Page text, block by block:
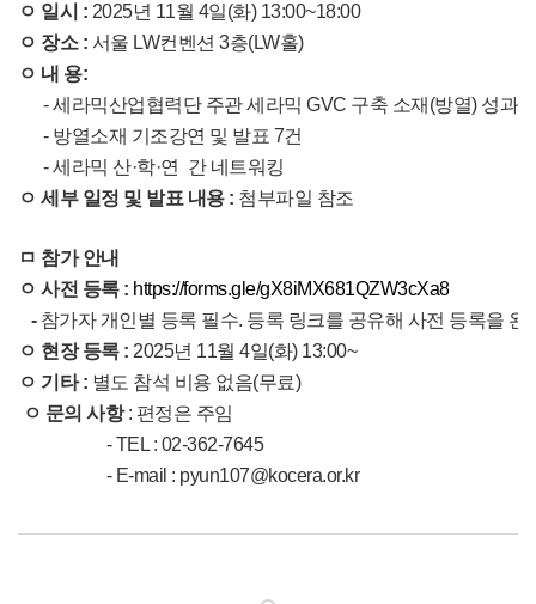
ㅇ 일시 : 2025년 11월 4일(화) 13:00~18:00
ㅇ 장소 : 서울 LW컨벤션 3층(LW홀)
ㅇ 내 용:
- 세라믹산업협력단 주관 세라믹 GVC 구축 소재(방열) 성과
- 방열소재 기조강연 및 발표 7건
- 세라믹 산·학·연 간 네트워킹
ㅇ 세부 일정 및 발표 내용 : 첨부파일 참조
ㅁ 참가 안내
ㅇ 사전 등록 : https://forms.gle/gX8iMX681QZW3cXa8
- 참가자 개인별 등록 필수. 등록 링크를 공유해 사전 등록을 완
ㅇ 현장 등록 : 2025년 11월 4일(화) 13:00~
ㅇ 기타 : 별도 참석 비용 없음(무료)
ㅇ 문의 사항: 편정은 주임
- TEL : 02-362-7645
- E-mail : pyun107@kocera.or.kr